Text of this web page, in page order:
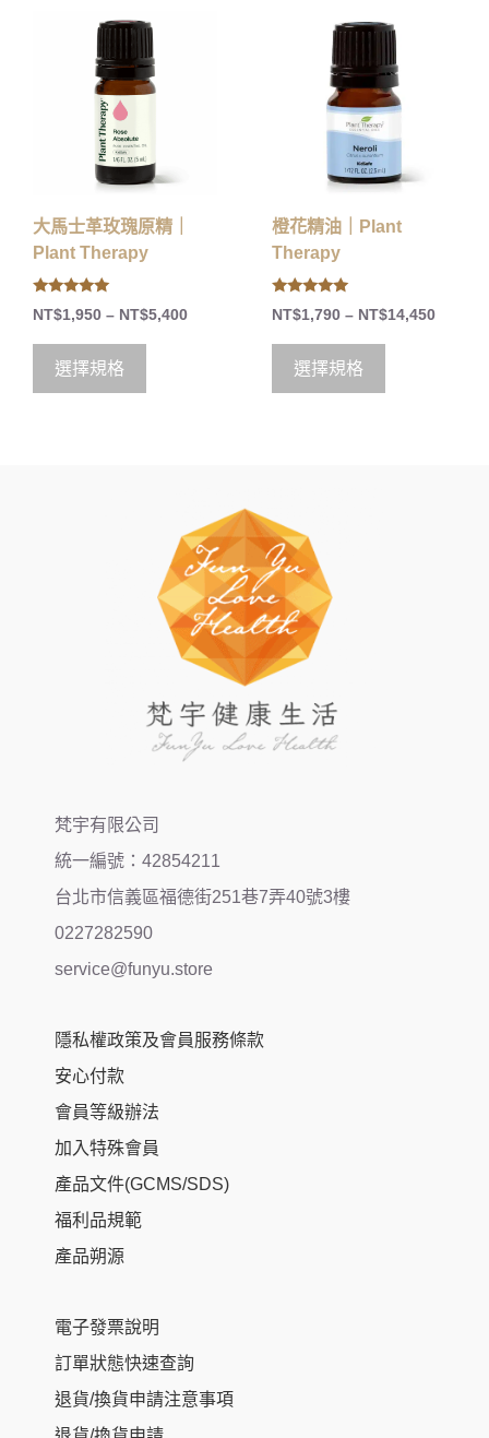
大馬士革玫瑰原精｜
Plant Therapy
5.00
out of 5
NT$1,950 – NT$5,400
選擇規格
橙花精油｜Plant
Therapy
5.00
out of 5
NT$1,790 – NT$14,450
選擇規格
梵宇有限公司
統一編號：42854211
台北市信義區福德街251巷7弄40號3樓
0227282590
service@funyu.store
隱私權政策及會員服務條款
安心付款
會員等級辦法
加入特殊會員
產品文件(GCMS/SDS)
福利品規範
產品朔源
電子發票說明
訂單狀態快速查詢
退貨/換貨申請注意事項